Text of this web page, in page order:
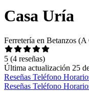
Casa Uría
Ferretería en Betanzos (A
5 (4 reseñas)
Última actualización 25
Reseñas Teléfono
Reseñas Teléfono